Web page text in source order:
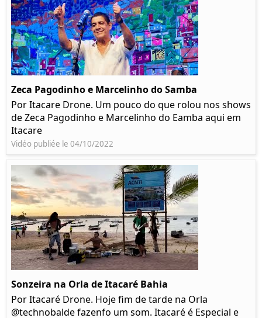
Zeca Pagodinho e Marcelinho do Samba
Por Itacare Drone. Um pouco do que rolou nos shows
de Zeca Pagodinho e Marcelinho do Eamba aqui em
Itacare
Vidéo publiée le 04/10/2022
Sonzeira na Orla de Itacaré Bahia
Por Itacaré Drone. Hoje fim de tarde na Orla
@technobalde fazenfo um som. Itacaré é Especial e